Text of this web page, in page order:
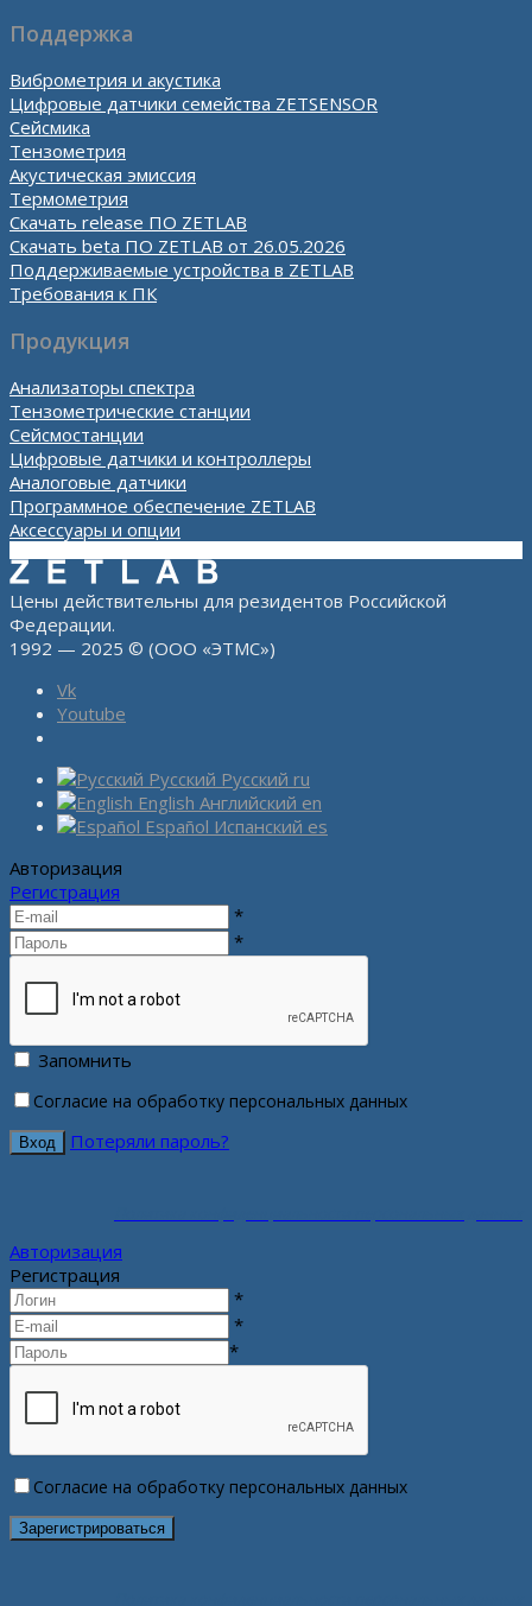
Поддержка
Виброметрия и акустика
Цифровые датчики семейства ZETSENSOR
Сейсмика
Тензометрия
Акустическая эмиссия
Термометрия
Скачать release ПО ZETLAB
Скачать beta ПО ZETLAB от 26.05.2026
Поддерживаемые устройства в ZETLAB
Требования к ПК
Продукция
Анализаторы спектра
Тензометрические станции
Сейсмостанции
Цифровые датчики и контроллеры
Аналоговые датчики
Программное обеспечение ZETLAB
Аксессуары и опции
Цены действительны для резидентов Российской
Федерации.
1992 — 2025 © (ООО «ЭТМС»)
Vk
Youtube
Русский Русский ru
English Английский en
Español Испанский es
Авторизация
Регистрация
*
*
Запомнить
Согласие на обработку персональных данных
Потеряли пароль?
Авторизация
Регистрация
*
*
*
Согласие на обработку персональных данных